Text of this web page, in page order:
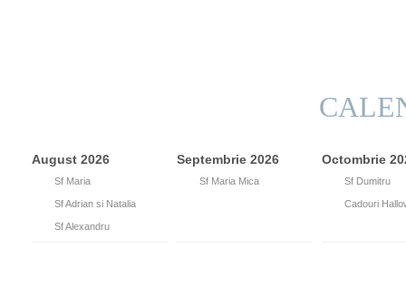
August 2026
Sf Maria
Sf Adrian si Natalia
Sf Alexandru
Septembrie 2026
Sf Maria Mica
Octombrie
Sf Dumitru
Cadouri